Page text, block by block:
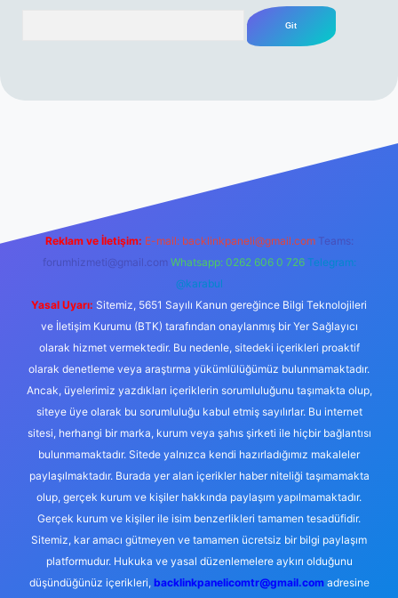
Reklam ve İletişim: E-mail: backlinkpaneli@gmail.com Teams:
forumhizmeti@gmail.com Whatsapp: 0262 606 0 726 Telegram:
@karabul
Yasal Uyarı: Sitemiz, 5651 Sayılı Kanun gereğince Bilgi Teknolojileri
ve İletişim Kurumu (BTK) tarafından onaylanmış bir Yer Sağlayıcı
olarak hizmet vermektedir. Bu nedenle, sitedeki içerikleri proaktif
olarak denetleme veya araştırma yükümlülüğümüz bulunmamaktadır.
Ancak, üyelerimiz yazdıkları içeriklerin sorumluluğunu taşımakta olup,
siteye üye olarak bu sorumluluğu kabul etmiş sayılırlar. Bu internet
sitesi, herhangi bir marka, kurum veya şahıs şirketi ile hiçbir bağlantısı
bulunmamaktadır. Sitede yalnızca kendi hazırladığımız makaleler
paylaşılmaktadır. Burada yer alan içerikler haber niteliği taşımamakta
olup, gerçek kurum ve kişiler hakkında paylaşım yapılmamaktadır.
Gerçek kurum ve kişiler ile isim benzerlikleri tamamen tesadüfidir.
Sitemiz, kar amacı gütmeyen ve tamamen ücretsiz bir bilgi paylaşım
platformudur. Hukuka ve yasal düzenlemelere aykırı olduğunu
düşündüğünüz içerikleri, backlinkpanelicomtr@gmail.comadresine